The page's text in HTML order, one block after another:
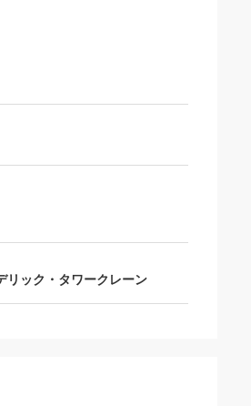
リック・タワークレーン